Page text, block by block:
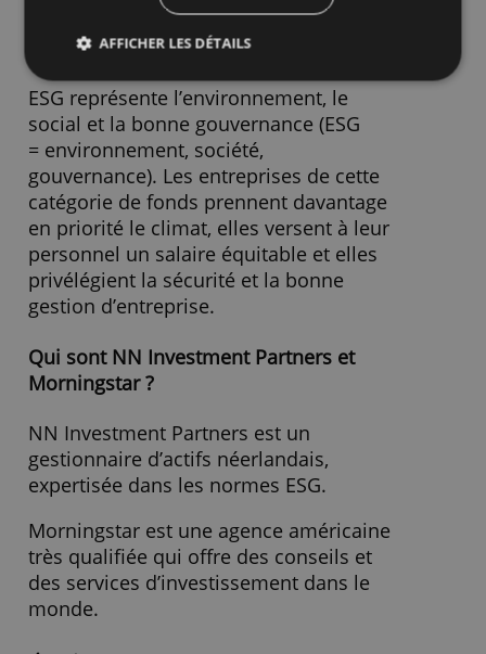
Frais/Droits de garde
Minimum de souscription
Dépôt périodique
100 €
Frais d'entrée
0,00 %
Frais de sortie
» Visitez le site Internet !
Sur les fonds durables ESG
ESG représente l’environnement, le
social et la bonne gouvernance (ESG
= environnement, société,
gouvernance). Les entreprises de cette
catégorie de fonds prennent davantage
en priorité le climat, elles versent à leur
personnel un salaire équitable et elles
Strictement
nécessaires
Performance
Fonctionnalité Non classifiés
ACCEPTER TOUT
AFFICHER LES DÉTAILS